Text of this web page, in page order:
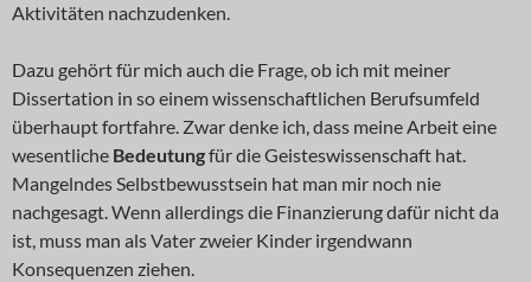
Aktivitäten nachzudenken.
Dazu gehört für mich auch die Frage, ob ich mit meiner
Dissertation in so einem wissenschaftlichen Berufsumfeld
überhaupt fortfahre. Zwar denke ich, dass meine Arbeit eine
wesentliche Bedeutungfür die Geisteswissenschaft hat.
Mangelndes Selbstbewusstsein hat man mir noch nie
nachgesagt. Wenn allerdings die Finanzierung dafür nicht da
ist, muss man als Vater zweier Kinder irgendwann
Konsequenzen ziehen.